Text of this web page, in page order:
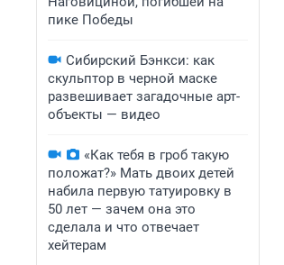
пике Победы
Сибирский Бэнкси: как
скульптор в черной маске
развешивает загадочные арт-
объекты — видео
«Как тебя в гроб такую
положат?» Мать двоих детей
набила первую татуировку в
50 лет — зачем она это
сделала и что отвечает
хейтерам